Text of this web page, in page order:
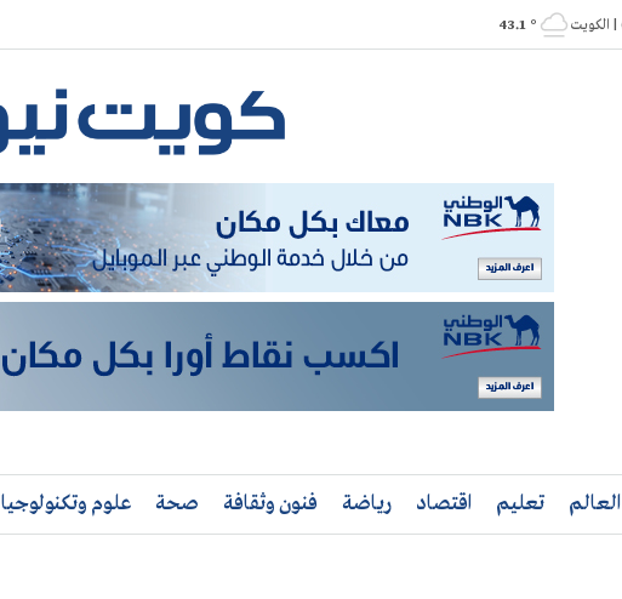
° 43.1
العالم تعليم اقتصاد رياضة فنون وثقافة صحة علوم وتكنولوجيا